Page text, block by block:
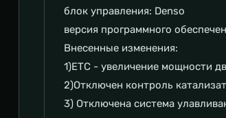
блок управления: Denso
версия программного
Внесенные изменения:
1)ETC - увеличение мощности
2)Отключен контроль
3) Отключена система